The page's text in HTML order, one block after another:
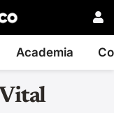
Academia